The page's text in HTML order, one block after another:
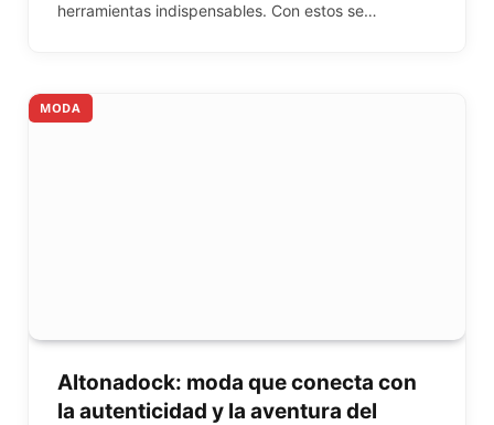
herramientas indispensables. Con estos se…
MODA
Altonadock: moda que conecta con
la autenticidad y la aventura del